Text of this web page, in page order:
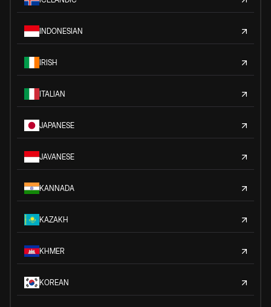
INDONESIAN
IRISH
ITALIAN
JAPANESE
JAVANESE
KANNADA
KAZAKH
KHMER
KOREAN